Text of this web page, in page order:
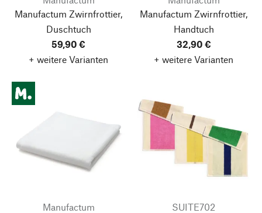
Manufactum Zwirnfrottier,
Duschtuch
59,90 €
+ weitere Varianten
Manufactum Zwirnfrottier,
Handtuch
32,90 €
+ weitere Varianten
Manufactum
SUITE702